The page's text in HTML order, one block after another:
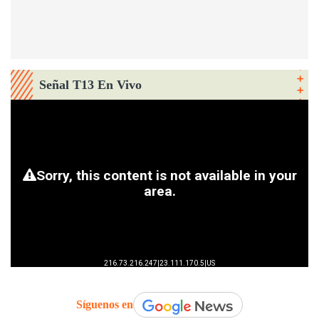
Señal T13 En Vivo
Síguenos en